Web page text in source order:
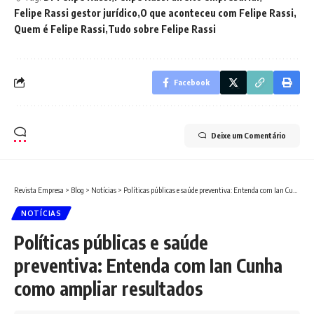
Felipe Rassi gestor jurídico O que aconteceu com Felipe Rassi
Quem é Felipe Rassi Tudo sobre Felipe Rassi
Facebook
Deixe um Comentário
Revista Empresa > Blog > Notícias > Políticas públicas e saúde preventiva: Entenda com Ian Cunha como ampliar resultados
NOTÍCIAS
Políticas públicas e saúde
preventiva: Entenda com Ian Cunha
como ampliar resultados